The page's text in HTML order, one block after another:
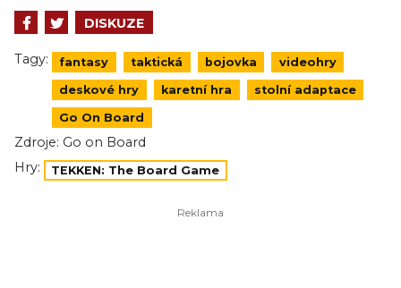
DISKUZE
Tagy: fantasy taktická bojovka videohry
deskové hry karetní hra stolní adaptace
Go On Board
Zdroje: Go on Board
Hry:
TEKKEN: The Board Game